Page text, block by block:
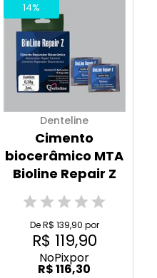
14%
Denteline
Cimento
biocerâmico MTA
Bioline Repair Z
De R$ 139,90 por
R$ 119,90
NoPixpor
R$ 116,30